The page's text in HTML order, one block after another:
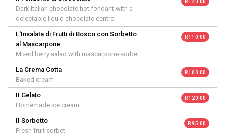
Dark Italian chocolate hot fondant with a
delectable liquid chocolate centre
R 140.00
L'Insalata di Frutti di Bosco con Sorbetto
al Mascarpone
Mixed berry salad with mascarpone sorbet
R 110.00
La Crema Cotta
Baked cream
R 100.00
II Gelato
Homemade ice cream
R 120.00
II Sorbetto
Fresh fruit sorbet
R 95.00